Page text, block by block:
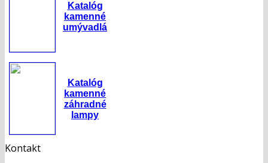
Katalóg
kamenné
umývadlá
Katalóg
kamenné
záhradné
lampy
Kontakt